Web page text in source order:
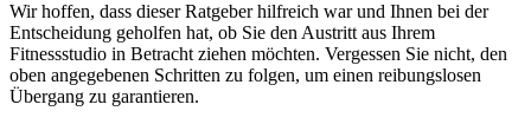
Wir hoffen, dass dieser Ratgeber hilfreich war und Ihnen bei der
Entscheidung geholfen hat, ob Sie den Austritt aus Ihrem
Fitnessstudio in Betracht ziehen möchten. Vergessen Sie nicht, den
oben angegebenen Schritten zu folgen, um einen reibungslosen
Übergang zu garantieren.